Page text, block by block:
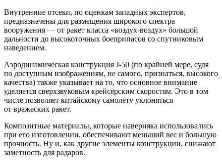
Внутренние отсеки, по оценкам западных экспертов,
предназначены для размещения широкого спектра
вооружения — от ракет класса «воздух-воздух» большой
дальности до высокоточных боеприпасов со спутниковым
наведением.
Аэродинамическая конструкция J-50 (по крайней мере, судя
по доступным изображениям, не самого, признаться, высокого
качества) также указывает на то, что основное внимание
уделяется сверхзвуковым крейсерским скоростям. Это в том
числе позволяет китайскому самолету уклоняться
от вражеских ракет.
Композитные материалы, которые наверняка использовались
при его изготовлении, обеспечивают меньший вес и большую
прочность. Ну и, как другие элементы конструкции, снижают
заметность для радаров.